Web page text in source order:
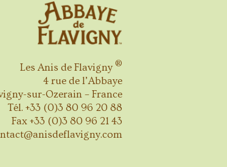
Les Anis de Flavigny®
4 rue de l’Abbaye
sur-Ozerain – France
Tél. +33 (0)3 80 96 20 88
Fax +33 (0)3 80 96 21 43